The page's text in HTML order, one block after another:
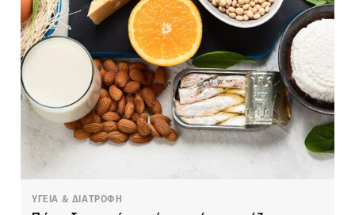
ΥΓΕΙΑ & ΔΙΑΤΡΟΦΗ